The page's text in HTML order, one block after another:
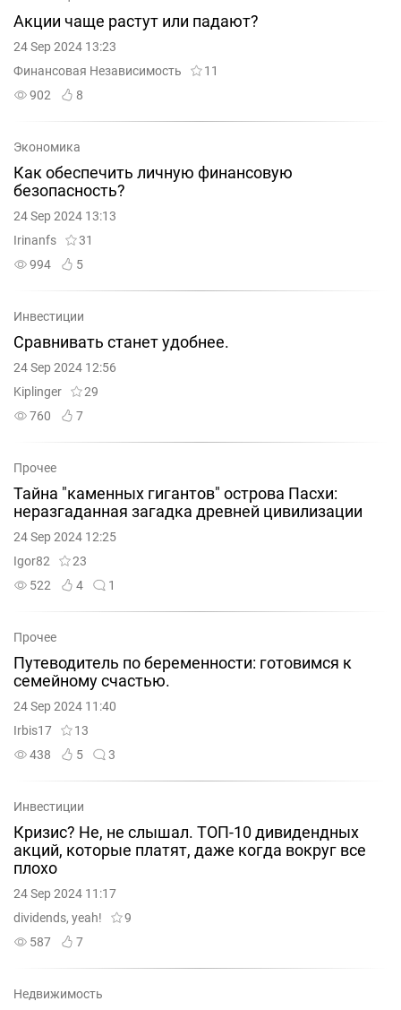
Акции чаще растут или падают?
24 Sep 2024 13:23
Финансовая Независимость
11
902
8
Экономика
Как обеспечить личную финансовую
безопасность?
24 Sep 2024 13:13
Irinanfs
31
994
5
Инвестиции
Сравнивать станет удобнее.
24 Sep 2024 12:56
Kiplinger
29
760
7
Прочее
Тайна "каменных гигантов" острова Пасхи:
неразгаданная загадка древней цивилизации
24 Sep 2024 12:25
Igor82
23
522
4 1
Прочее
Путеводитель по беременности: готовимся к
семейному счастью.
24 Sep 2024 11:40
Irbis17
13
438
5 3
Инвестиции
Кризис? Не, не слышал. ТОП-10 дивидендных
акций, которые платят, даже когда вокруг все
плохо
24 Sep 2024 11:17
dividends, yeah!
9
587
7
Недвижимость